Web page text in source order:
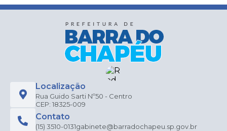
Localização
Rua Guido Sarti Nº50 - Centro
CEP: 18325-009
Contato
(15) 3510-0131gabinete@barradochapeu.sp.gov.br